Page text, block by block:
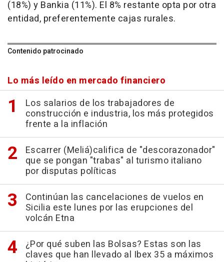
(18%) y Bankia (11%). El 8% restante opta por otra
entidad, preferentemente cajas rurales.
Contenido patrocinado
Lo más leído en mercado financiero
Los salarios de los trabajadores de
construcción e industria, los más protegidos
frente a la inflación
Escarrer (Meliá)califica de "descorazonador"
que se pongan "trabas" al turismo italiano
por disputas políticas
Continúan las cancelaciones de vuelos en
Sicilia este lunes por las erupciones del
volcán Etna
¿Por qué suben las Bolsas? Estas son las
claves que han llevado al Ibex 35 a máximos